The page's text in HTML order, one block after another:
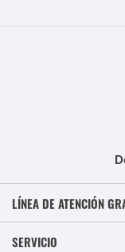
LÍNEA DE ATENCIÓN
SERVICIO